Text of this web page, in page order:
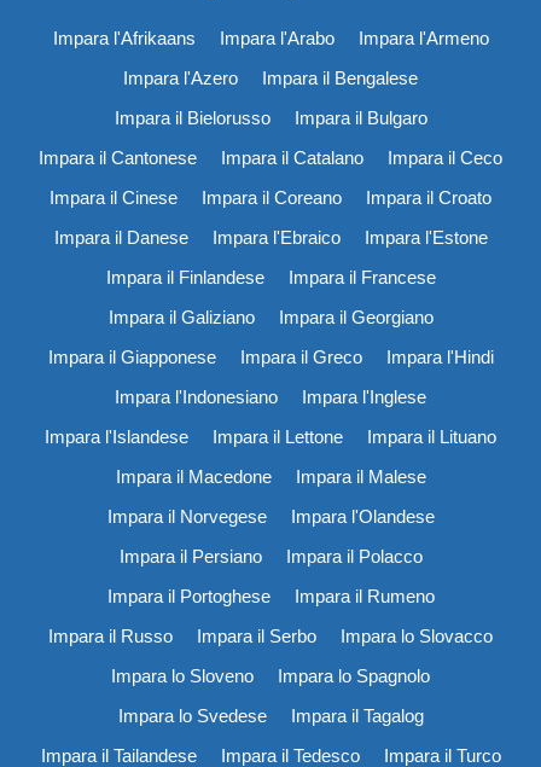
Impara l'Afrikaans Impara l'Arabo
Impara l'Armeno
Impara l'Azero
Impara il Bengalese
Impara il Bielorusso
Impara il Bulgaro
Impara il Cantonese
Impara il Catalano
Impara il Ceco
Impara il Cinese
Impara il Coreano
Impara il Croato
Impara il Danese
Impara l'Ebraico
Impara l'Estone
Impara il Finlandese
Impara il Francese
Impara il Galiziano
Impara il Georgiano
Impara il Giapponese
Impara il Greco
Impara l'Hindi
Impara l'Indonesiano
Impara l'Inglese
Impara l'Islandese
Impara il Lettone
Impara il Lituano
Impara il Macedone
Impara il Malese
Impara il Norvegese
Impara l'Olandese
Impara il Persiano
Impara il Polacco
Impara il Portoghese
Impara il Rumeno
Impara il Russo
Impara il Serbo
Impara lo Slovacco
Impara lo Sloveno
Impara lo Spagnolo
Impara lo Svedese
Impara il Tagalog
Impara il Tailandese
Impara il Tedesco
Impara il Turco